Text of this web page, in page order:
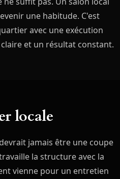
une habitude. C'est
avec une exécution
et un résultat constant.
locale
jamais être une coupe
la structure avec la
vienne pour un entretien